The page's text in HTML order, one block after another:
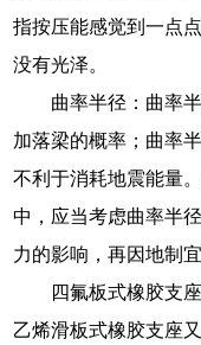
指按压能感觉到一点
没有光泽。
曲率半径：曲率
加落梁的概率；曲率
不利于消耗地震能量
中，应当考虑曲率半
力的影响，再因地制
四氟板式橡胶支
乙烯滑板式橡胶支座